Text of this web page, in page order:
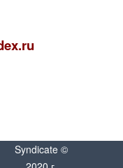
Syndicate ©